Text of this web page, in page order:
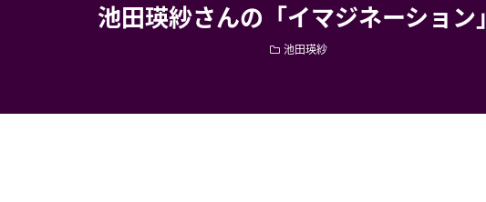
池田瑛紗さんの「イマジネーション」
池田瑛紗